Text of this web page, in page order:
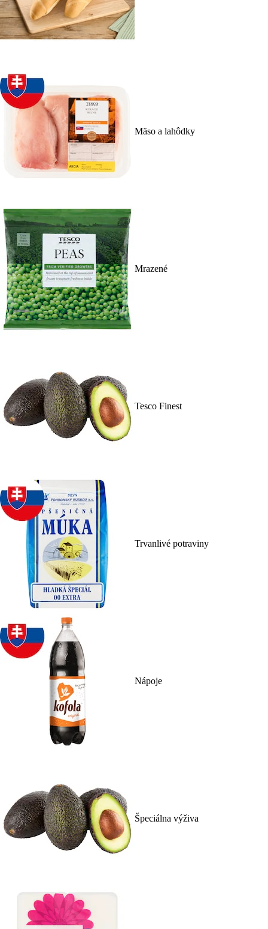
Mäso a lahôdky
Mrazené
Tesco Finest
Trvanlivé potraviny
Nápoje
Špeciálna výživa